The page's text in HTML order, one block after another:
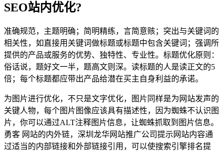
SEO站内优化?
准确规范，主题明确；简明精练，言简意赅；突出与关键词的
相关性，如直接用关键词做标题或标题中包含关键词；强调所
提供的产品或服务的优势、独特性、专业性。标题优化原则：
俗话说，题好文一半，题高文则深。读标题的人是读正文的5
倍；每个标题都应带出产品给潜在买主自身利益的承诺。
为图片进行优化，不只是文字优化，图片同样是为网站发声的
关键人物，每个图片图像应该具有描述性，因为蜘蛛不认识图
片，你可以通过ALT注释图片信息，让蜘蛛抓取到图片信息。
勇客 网站的内外链，深圳龙华网站推广公司提示网站内容通
过适当的内部链接和外部链接引用，可以使搜索引擎排名提